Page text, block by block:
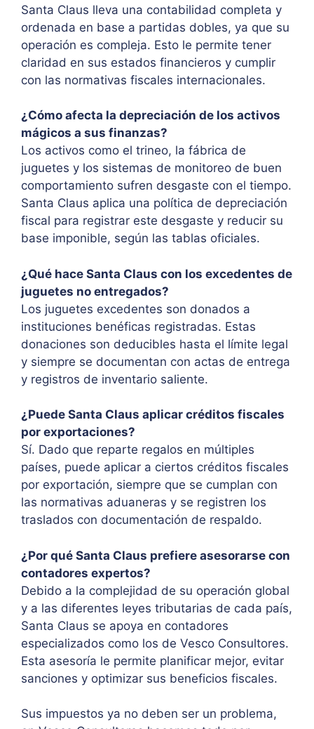
Santa Claus lleva una contabilidad completa y
ordenada en base a partidas dobles, ya que su
operación es compleja. Esto le permite tener
claridad en sus estados financieros y cumplir
con las normativas fiscales internacionales.
¿Cómo afecta la depreciación de los activos
mágicos a sus finanzas?
Los activos como el trineo, la fábrica de
juguetes y los sistemas de monitoreo de buen
comportamiento sufren desgaste con el tiempo.
Santa Claus aplica una política de depreciación
fiscal para registrar este desgaste y reducir su
base imponible, según las tablas oficiales.
¿Qué hace Santa Claus con los excedentes de
juguetes no entregados?
Los juguetes excedentes son donados a
instituciones benéficas registradas. Estas
donaciones son deducibles hasta el límite legal
y siempre se documentan con actas de entrega
y registros de inventario saliente.
¿Puede Santa Claus aplicar créditos fiscales
por exportaciones?
Sí. Dado que reparte regalos en múltiples
países, puede aplicar a ciertos créditos fiscales
por exportación, siempre que se cumplan con
las normativas aduaneras y se registren los
traslados con documentación de respaldo.
¿Por qué Santa Claus prefiere asesorarse con
contadores expertos?
Debido a la complejidad de su operación global
y a las diferentes leyes tributarias de cada país,
Santa Claus se apoya en contadores
especializados como los de Vesco Consultores.
Esta asesoría le permite planificar mejor, evitar
sanciones y optimizar sus beneficios fiscales.
Sus impuestos ya no deben ser un problema,